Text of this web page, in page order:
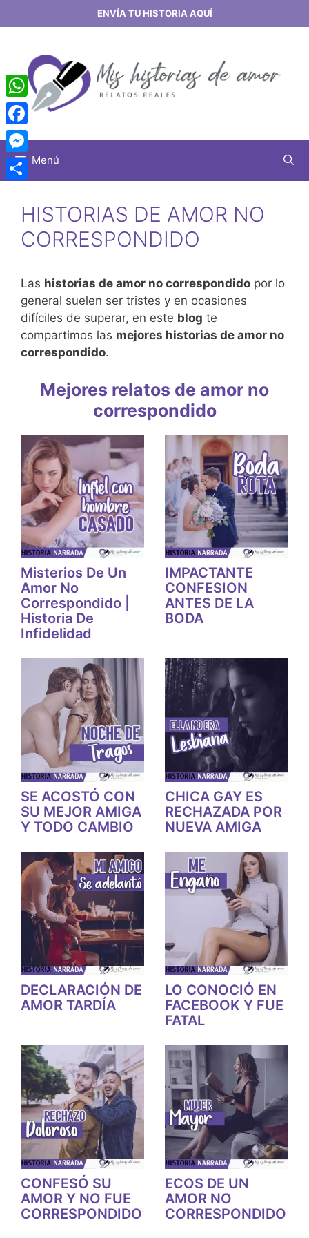
al
ENVÍA TU HISTORIA AQUÍ
Menú
HISTORIAS DE AMOR NO
CORRESPONDIDO
Las historias de amor no correspondido por lo
general suelen ser tristes y en ocasiones
difíciles de superar, en este blog te
compartimos las mejores historias de amor no
correspondido.
Mejores relatos de amor no
correspondido
Misterios De Un
Amor No
Correspondido |
Historia De
Infidelidad
IMPACTANTE
CONFESION
ANTES DE LA
BODA
SE ACOSTÓ CON
SU MEJOR AMIGA
Y TODO CAMBIO
CHICA GAY ES
RECHAZADA POR
NUEVA AMIGA
DECLARACIÓN DE
AMOR TARDÍA
LO CONOCIÓ EN
FACEBOOK Y FUE
FATAL
CONFESÓ SU
AMOR Y NO FUE
CORRESPONDIDO
ECOS DE UN
AMOR NO
CORRESPONDIDO
WhatsApp
Facebook
Messenger